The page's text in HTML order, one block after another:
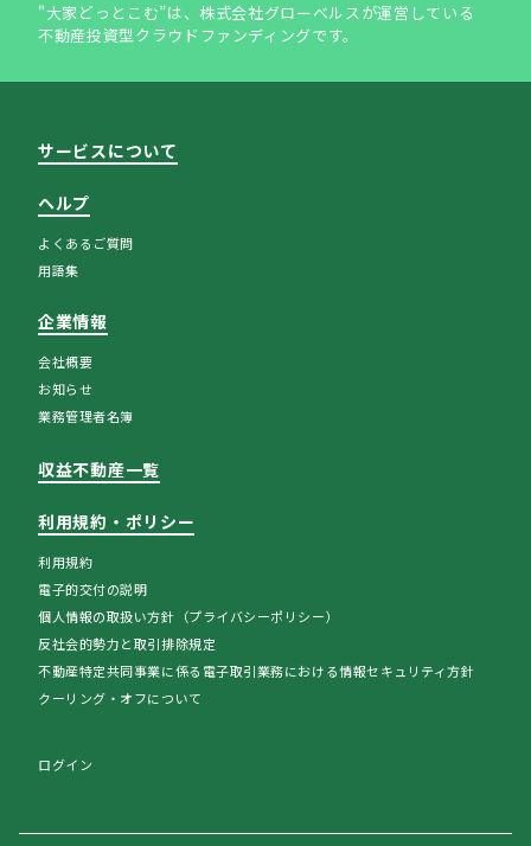
"大家どっとこむ”は、株式会社グローベルスが運営している
不動産投資型クラウドファンディングです。
サービスについて
ヘルプ
よくあるご質問
用語集
企業情報
会社概要
お知らせ
業務管理者名簿
収益不動産一覧
利用規約・ポリシー
利用規約
電子的交付の説明
個人情報の取扱い方針（プライバシーポリシー）
反社会的勢力と取引排除規定
不動産特定共同事業に係る電子取引業務における情報セキュリティ方針
クーリング・オフについて
ログイン